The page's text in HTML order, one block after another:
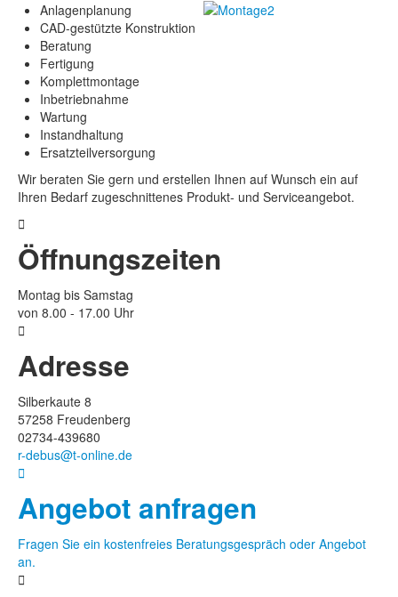
Anlagenplanung
CAD-gestützte Konstruktion
Beratung
Fertigung
Komplettmontage
Inbetriebnahme
Wartung
Instandhaltung
Ersatzteilversorgung
Wir beraten Sie gern und erstellen Ihnen auf Wunsch ein auf
Ihren Bedarf zugeschnittenes Produkt- und Serviceangebot.

Öffnungszeiten
Montag bis Samstag
von 8.00 - 17.00 Uhr

Adresse
Silberkaute 8
57258 Freudenberg
02734-439680
r-debus@t-online.de

Angebot anfragen
Fragen Sie ein kostenfreies Beratungsgespräch oder Angebot
an.
